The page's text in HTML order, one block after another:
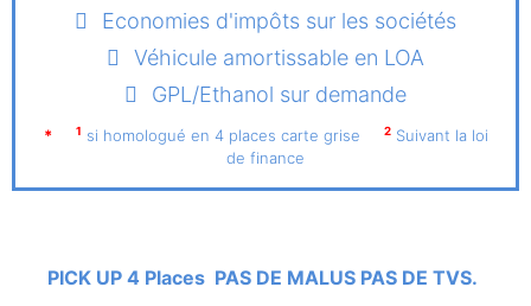
Economies d'impôts sur les sociétés
Véhicule amortissable en LOA
GPL/Ethanol sur demande
* 1 si homologué en 4 places carte grise 2 Suivant la loi
de finance
PICK UP 4 Places PAS DE MALUS PAS DE TVS.